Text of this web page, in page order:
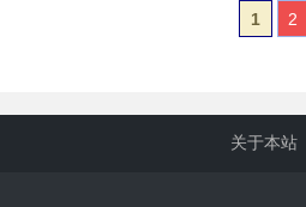
1 2
关于本站